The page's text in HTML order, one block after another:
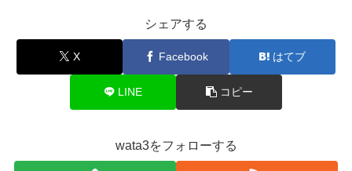
シェアする
X Facebook はてブ
LINE コピー
wata3をフォローする